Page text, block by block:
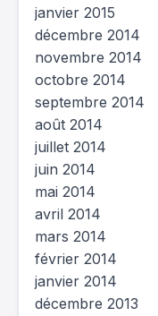
janvier 2015
décembre 2014
novembre 2014
octobre 2014
septembre 2014
août 2014
juillet 2014
juin 2014
mai 2014
avril 2014
mars 2014
février 2014
janvier 2014
décembre 2013